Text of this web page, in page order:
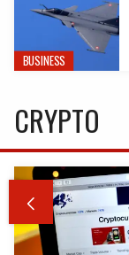
BUSINESS
CRYPTO
